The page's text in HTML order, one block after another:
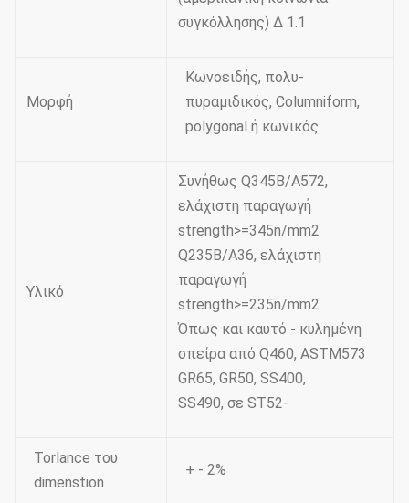
συγκόλλησης) Δ 1.1
Μορφή
Κωνοειδής, πολυ-
πυραμιδικός, Columniform,
polygonal ή κωνικός
Υλικό
Συνήθως Q345B/A572,
ελάχιστη παραγωγή
strength>=345n/mm2
Q235B/A36, ελάχιστη
παραγωγή
strength>=235n/mm2
Όπως και καυτό - κυλημένη
σπείρα από Q460, ASTM573
GR65, GR50, SS400,
SS490, σε ST52-
Torlance του
dimenstion
+ - 2%